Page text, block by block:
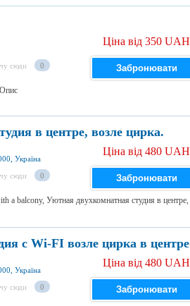
сюди 0
Ціна від 350 UAH
Забронювати
в центре, возле цирка.
Україна
сюди 0
Ціна від 480 UAH
Забронювати
a balcony, Уютная двухкомнатная студия в центре,
с Wi-FI возле цирка в центре
Україна
сюди 0
Ціна від 480 UAH
Забронювати